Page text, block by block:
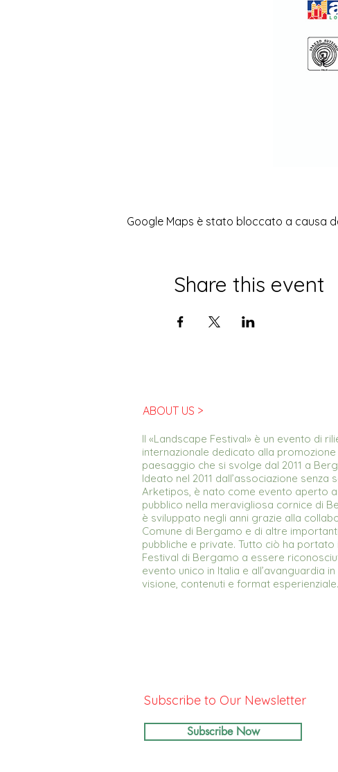
Google Maps è stato bloccato a causa
Share this event
ABOUT US >
Il «Landscape Festival» è un evento di
internazionale dedicato alla
paesaggio che si svolge dal 2011 a
Ideato nel 2011 dall’associazione senza
Arketipos, è nato come evento aperto
pubblico nella meravigliosa cornice di
è sviluppato negli anni grazie alla
Comune di Bergamo e di altre
pubbliche e private. Tutto ciò ha portato
Festival di Bergamo a essere
evento unico in Italia e all’avanguardia
visione, contenuti e format esperienziale.
Subscribe to Our Newsletter
Subscribe Now